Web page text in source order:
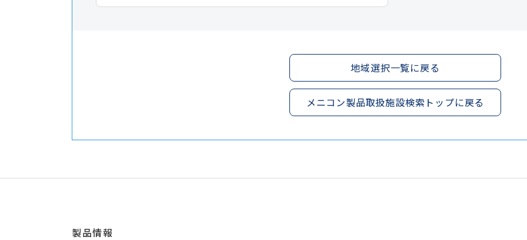
地域選択一覧に戻る
メニコン製品取扱施設検索トップに戻る
製品情報